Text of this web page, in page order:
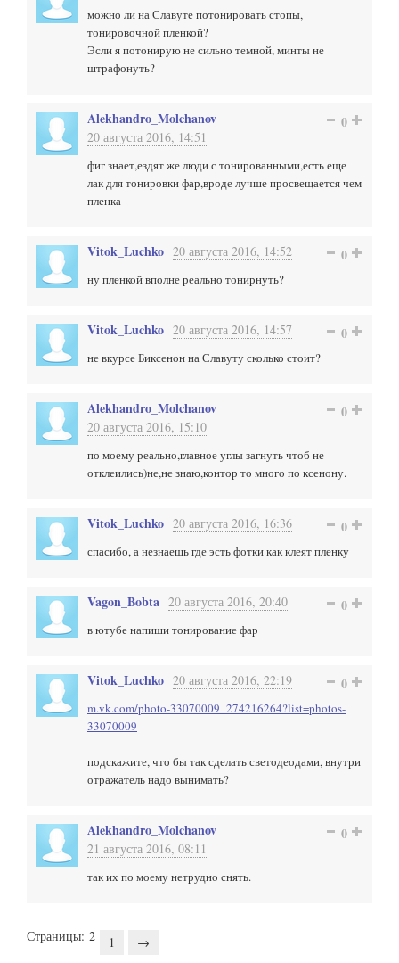
можно ли на Славуте потонировать стопы,
тонировочной пленкой?
Эсли я потонирую не сильно темной, минты не
штрафонуть?
Alekhandro_Molchanov
20 августа 2016, 14:51
0
фиг знает,ездят же люди с тонированными,есть еще
лак для тонировки фар,вроде лучше просвещается чем
пленка
Vitok_Luchko 20 августа 2016, 14:52 0
ну пленкой вполне реально тонирнуть?
Vitok_Luchko 20 августа 2016, 14:57 0
не вкурсе Биксенон на Славуту сколько стоит?
Alekhandro_Molchanov
20 августа 2016, 15:10
0
по моему реально,главное углы загнуть чтоб не
отклеились)не,не знаю,контор то много по ксенону.
Vitok_Luchko 20 августа 2016, 16:36 0
спасибо, а незнаешь где эсть фотки как клеят пленку
Vagon_Bobta 20 августа 2016, 20:40 0
в ютубе напиши тонирование фар
Vitok_Luchko 20 августа 2016, 22:19 0
m.vk.com/photo-33070009_274216264?list=photos-
33070009
подскажите, что бы так сделать светодеодами, внутри
отражатель надо вынимать?
Alekhandro_Molchanov
21 августа 2016, 08:11
0
так их по моему нетрудно снять.
Страницы: 2 1 →